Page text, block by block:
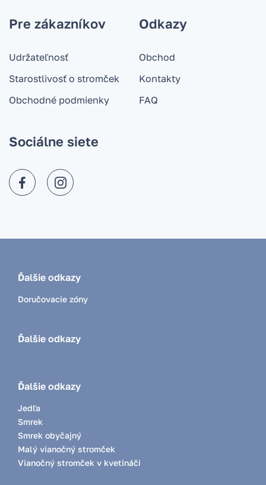
Pre zákazníkov
Udržateľnosť
Starostlivosť o stromček
Obchodné podmienky
Odkazy
Obchod
Kontakty
FAQ
Sociálne siete
Ďalšie odkazy
Doručovacie zóny
Ďalšie odkazy
Ďalšie odkazy
Jedľa
Smrek
Smrek obyčajný
Malý vianočný stromček
Vianočný stromček v kvetináči